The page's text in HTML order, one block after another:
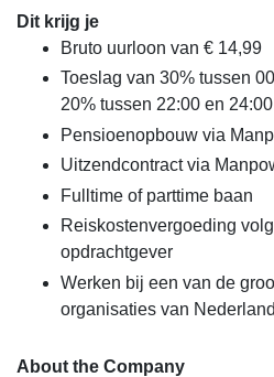
Dit krijg je
Bruto uurloon van € 14,99
Toeslag van 30% tussen
20% tussen 22:00 en
Pensioenopbouw via
Uitzendcontract via
Fulltime of parttime baan
Reiskostenvergoeding
opdrachtgever
Werken bij een van de
organisaties van Nederland
About the Company